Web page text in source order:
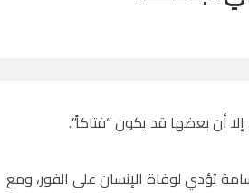
إلا أن بعضها قد يكون “فتاكاً”.
المثال من الفطريات السامة التي تنتج 75 مادة سامة تؤدي لوفاة الإنسان على الفور، ومع